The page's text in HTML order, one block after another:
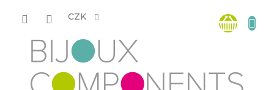
CZK
košík